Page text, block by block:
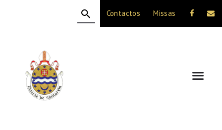
Contactos Missas
A DIOCESE
CELEBRAÇÃO
VIDA CRISTÃ
NOTÍCIAS